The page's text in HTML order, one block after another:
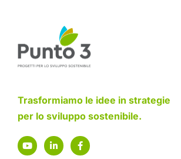
Trasformiamo le idee in strategie
per lo sviluppo sostenibile.